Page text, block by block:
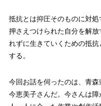
抵抗とは抑圧そのものに対処
押さえつけられた自分を解
れずに生きていくための抵
する。
今回お話を伺ったのは、青森
今恵美子さんだ。今さんは